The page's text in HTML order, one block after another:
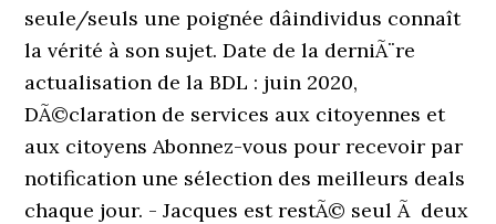
seule/seuls une poignée dâindividus connaît
la vérité à son sujet. Date de la derniÃ¨re
actualisation de la BDL : juin 2020,
DÃ©claration de services aux citoyennes et
aux citoyens Abonnez-vous pour recevoir par
notification une sélection des meilleurs deals
chaque jour. - Jacques est restÃ© seul Ã deux